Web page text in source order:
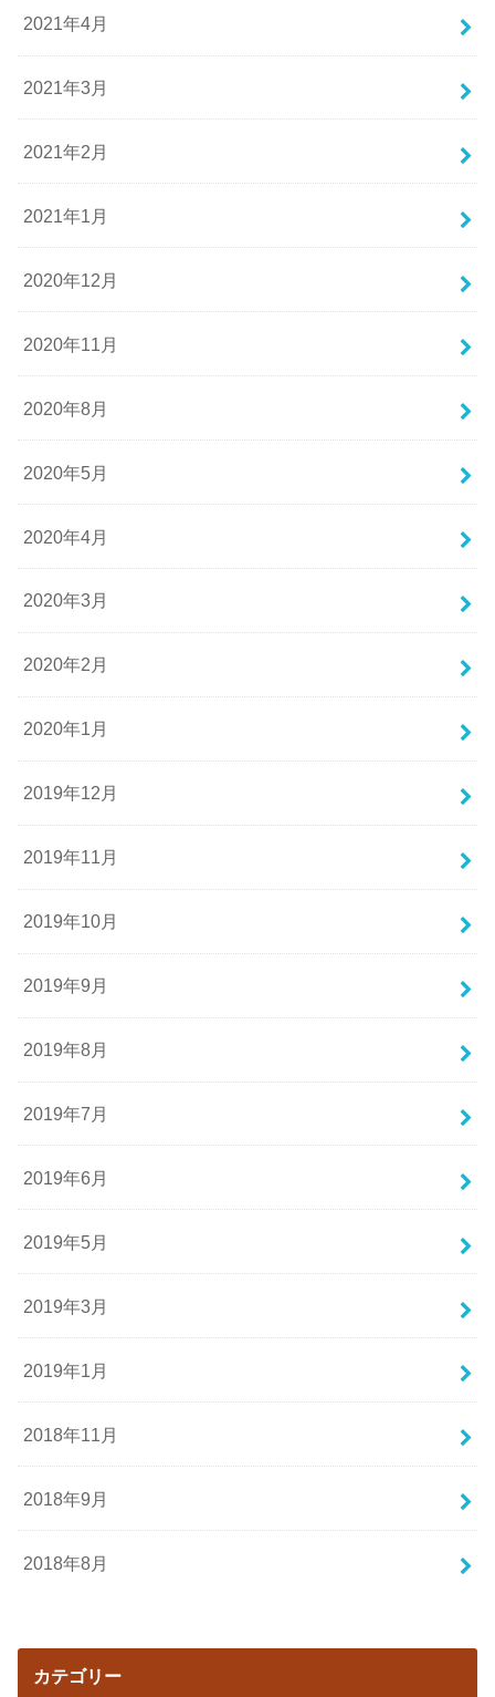
2021年4月
2021年3月
2021年2月
2021年1月
2020年12月
2020年11月
2020年8月
2020年5月
2020年4月
2020年3月
2020年2月
2020年1月
2019年12月
2019年11月
2019年10月
2019年9月
2019年8月
2019年7月
2019年6月
2019年5月
2019年3月
2019年1月
2018年11月
2018年9月
2018年8月
カテゴリー